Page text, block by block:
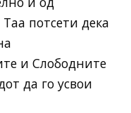
потсети дека
и Слободните
да го усвои